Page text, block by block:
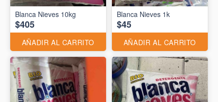
Blanca Nieves 10kg
$405
AÑADIR AL CARRITO
Blanca Nieves 1k
$45
AÑADIR AL CARRITO